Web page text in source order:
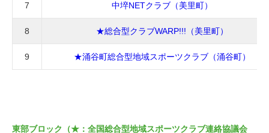
7 中埣NETクラブ（美里町）
8 ★総合型クラブWARP!!!（美里町）
9 ★涌谷町総合型地域スポーツクラブ（涌谷町）
東部ブロック（★：全国総合型地域スポーツクラブ連絡協議会